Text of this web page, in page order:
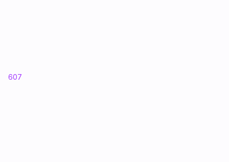
607